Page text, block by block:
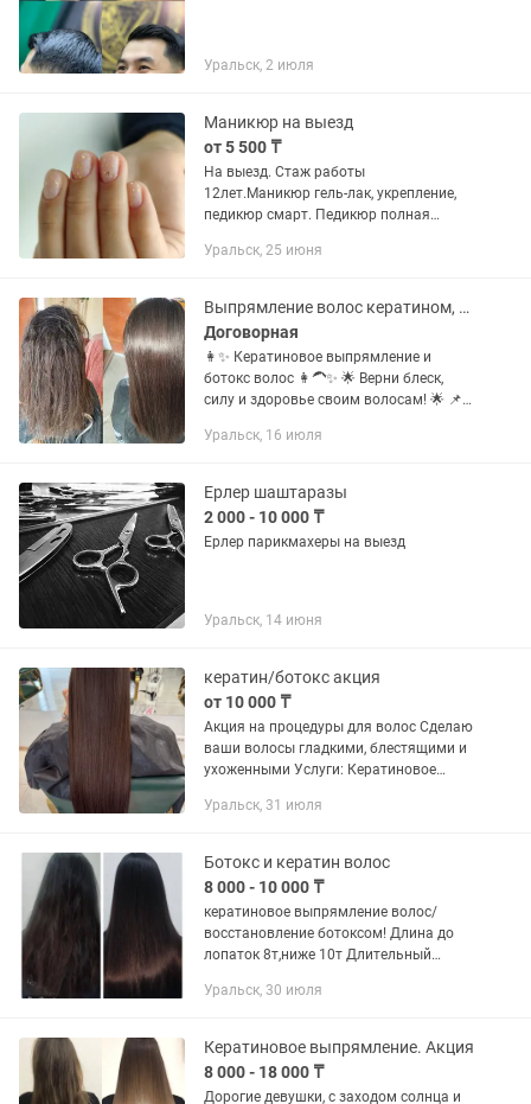
Уральск, 2 июля
Маникюр на выезд
от 5 500 ₸
На выезд. Стаж работы
12лет.Маникюр гель-лак, укрепление,
педикюр смарт. Педикюр полная
Уральск, 25 июня
Выпрямление волос кератином, лечение ботоксом
Договорная
👩✨ Кератиновое выпрямление и
ботокс волос 👩🦱✨ 🌟 Верни блеск,
силу и здоровье своим волосам! 🌟 📌
поврежденные, пушащиеся волосы —
Уральск, 16 июля
Ерлер шаштаразы
2 000 - 10 000 ₸
Ерлер парикмахеры на выезд
Уральск, 14 июня
кератин/ботокс акция
от 10 000 ₸
Акция на процедуры для волос Сделаю
ваши волосы гладкими, блестящими и
ухоженными Услуги: Кератиновое
волос - 10000 тг Микс (кератин +
Уральск, 31 июля
Ботокс и кератин волос
8 000 - 10 000 ₸
кератиновое выпрямление волос/
восстановление ботоксом! Длина до
лопаток 8т,ниже 10т Длительный
материалы На дом и на выезд
Уральск, 30 июля
Кератиновое выпрямление. Акция
8 000 - 18 000 ₸
Дорогие девушки, с заходом солнца и